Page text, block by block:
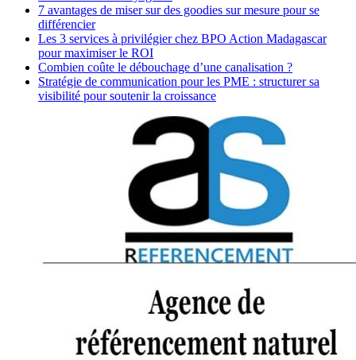
7 avantages de miser sur des goodies sur mesure pour se
différencier
Les 3 services à privilégier chez BPO Action Madagascar
pour maximiser le ROI
Combien coûte le débouchage d’une canalisation ?
Stratégie de communication pour les PME : structurer sa
visibilité pour soutenir la croissance